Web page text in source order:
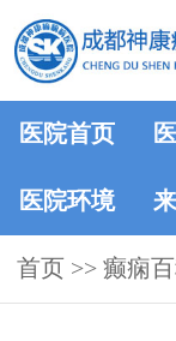
医院首页
医院环境
首页 >> 癫痫